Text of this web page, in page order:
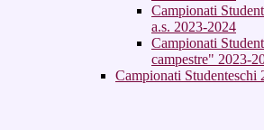
Campionati
a.s. 2023-2024
Campionati
campestre" 2023-
Campionati Studenteschi